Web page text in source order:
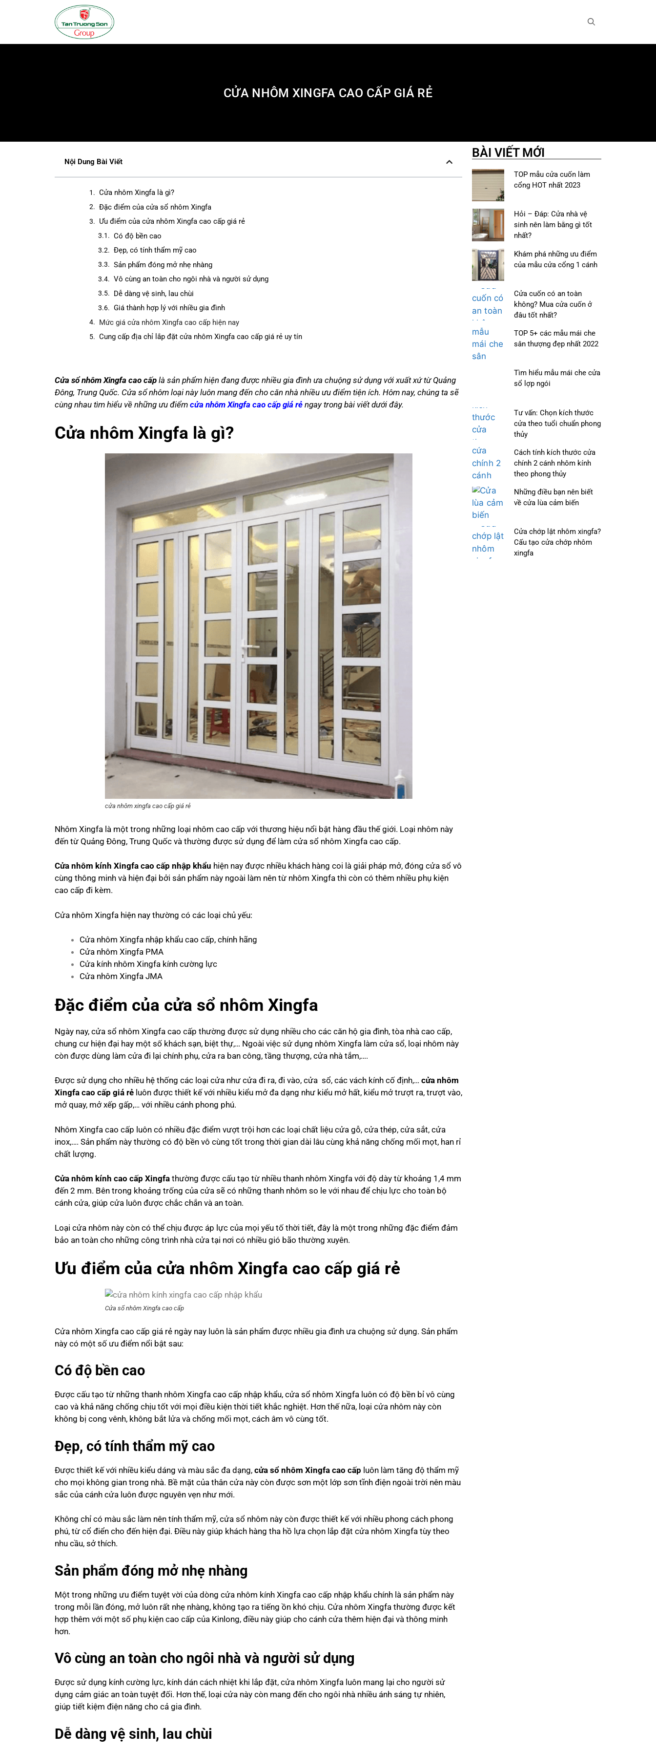
CỬA NHÔM XINGFA CAO CẤP GIÁ RẺ
Nội Dung Bài Viết
Cửa nhôm Xingfa là gì?
Đặc điểm của cửa sổ nhôm Xingfa
Ưu điểm của cửa nhôm Xingfa cao cấp giá rẻ
Có độ bền cao
Đẹp, có tính thẩm mỹ cao
Sản phẩm đóng mở nhẹ nhàng
Vô cùng an toàn cho ngôi nhà và người sử dụng
Dễ dàng vệ sinh, lau chùi
Giá thành hợp lý với nhiều gia đình
Mức giá cửa nhôm Xingfa cao cấp hiện nay
Cung cấp địa chỉ lắp đặt cửa nhôm Xingfa cao cấp giá rẻ uy tín
Cửa sổ nhôm Xingfa cao cấp là sản phẩm hiện đang được nhiều gia đình ưa chuộng sử dụng với xuất xứ từ Quảng
Đông, Trung Quốc. Cửa sổ nhôm loại này luôn mang đến cho căn nhà nhiều ưu điểm tiện ích. Hôm nay, chúng ta sẽ
cùng nhau tìm hiểu về những ưu điểm cửa nhôm Xingfa cao cấp giá rẻ ngay trong bài viết dưới đây.
Cửa nhôm Xingfa là gì?
cửa nhôm xingfa cao cấp giá rẻ
Nhôm Xingfa là một trong những loại nhôm cao cấp với thương hiệu nổi bật hàng đầu thế giới. Loại nhôm này
đến từ Quảng Đông, Trung Quốc và thường được sử dụng để làm cửa sổ nhôm Xingfa cao cấp.
Cửa nhôm kính Xingfa cao cấp nhập khẩu hiện nay được nhiều khách hàng coi là giải pháp mở, đóng cửa sổ vô
cùng thông minh và hiện đại bởi sản phẩm này ngoài làm nên từ nhôm Xingfa thì còn có thêm nhiều phụ kiện
cao cấp đi kèm.
Cửa nhôm Xingfa hiện nay thường có các loại chủ yếu:
Cửa nhôm Xingfa nhập khẩu cao cấp, chính hãng
Cửa nhôm Xingfa PMA
Cửa kính nhôm Xingfa kính cường lực
Cửa nhôm Xingfa JMA
Đặc điểm của cửa sổ nhôm Xingfa
Ngày nay, cửa sổ nhôm Xingfa cao cấp thường được sử dụng nhiều cho các căn hộ gia đình, tòa nhà cao cấp,
chung cư hiện đại hay một số khách sạn, biệt thự,… Ngoài việc sử dụng nhôm Xingfa làm cửa sổ, loại nhôm này
còn được dùng làm cửa đi lại chính phụ, cửa ra ban công, tầng thượng, cửa nhà tắm,….
Được sử dụng cho nhiều hệ thống các loại cửa như cửa đi ra, đi vào, cửa sổ, các vách kính cố định,… cửa nhôm
Xingfa cao cấp giá rẻ luôn được thiết kế với nhiều kiểu mở đa dạng như kiểu mở hất, kiểu mở trượt ra, trượt vào,
mở quay, mở xếp gấp,… với nhiều cánh phong phú.
Nhôm Xingfa cao cấp luôn có nhiều đặc điểm vượt trội hơn các loại chất liệu cửa gỗ, cửa thép, cửa sắt, cửa
inox,…. Sản phẩm này thường có độ bền vô cùng tốt trong thời gian dài lâu cùng khả năng chống mối mọt, han rỉ
chất lượng.
Cửa nhôm kính cao cấp Xingfa thường được cấu tạo từ nhiều thanh nhôm Xingfa với độ dày từ khoảng 1,4 mm
đến 2 mm. Bên trong khoảng trống của cửa sẽ có những thanh nhôm so le với nhau để chịu lực cho toàn bộ
cánh cửa, giúp cửa luôn được chắc chắn và an toàn.
Loại cửa nhôm này còn có thể chịu được áp lực của mọi yếu tố thời tiết, đây là một trong những đặc điểm đảm
bảo an toàn cho những công trình nhà cửa tại nơi có nhiều gió bão thường xuyên.
Ưu điểm của cửa nhôm Xingfa cao cấp giá rẻ
Cửa sổ nhôm Xingfa cao cấp
Cửa nhôm Xingfa cao cấp giá rẻ ngày nay luôn là sản phẩm được nhiều gia đình ưa chuộng sử dụng. Sản phẩm
này có một số ưu điểm nổi bật sau:
Có độ bền cao
Được cấu tạo từ những thanh nhôm Xingfa cao cấp nhập khẩu, cửa sổ nhôm Xingfa luôn có độ bền bỉ vô cùng
cao và khả năng chống chịu tốt với mọi điều kiện thời tiết khắc nghiệt. Hơn thế nữa, loại cửa nhôm này còn
không bị cong vênh, không bắt lửa và chống mối mọt, cách âm vô cùng tốt.
Đẹp, có tính thẩm mỹ cao
Được thiết kế với nhiều kiểu dáng và màu sắc đa dạng, cửa sổ nhôm Xingfa cao cấp luôn làm tăng độ thẩm mỹ
cho mọi không gian trong nhà. Bề mặt của thân cửa này còn được sơn một lớp sơn tĩnh điện ngoài trời nên màu
sắc của cánh cửa luôn được nguyên vẹn như mới.
Không chỉ có màu sắc làm nên tính thẩm mỹ, cửa sổ nhôm này còn được thiết kế với nhiều phong cách phong
phú, từ cổ điển cho đến hiện đại. Điều này giúp khách hàng tha hồ lựa chọn lắp đặt cửa nhôm Xingfa tùy theo
nhu cầu, sở thích.
Sản phẩm đóng mở nhẹ nhàng
Một trong những ưu điểm tuyệt vời của dòng cửa nhôm kính Xingfa cao cấp nhập khẩu chính là sản phẩm này
trong mỗi lần đóng, mở luôn rất nhẹ nhàng, không tạo ra tiếng ồn khó chịu. Cửa nhôm Xingfa thường được kết
hợp thêm với một số phụ kiện cao cấp của Kinlong, điều này giúp cho cánh cửa thêm hiện đại và thông minh
hơn.
Vô cùng an toàn cho ngôi nhà và người sử dụng
Được sử dụng kính cường lực, kính dán cách nhiệt khi lắp đặt, cửa nhôm Xingfa luôn mang lại cho người sử
dụng cảm giác an toàn tuyệt đối. Hơn thế, loại cửa này còn mang đến cho ngôi nhà nhiều ánh sáng tự nhiên,
giúp tiết kiệm điện năng cho cả gia đình.
Dễ dàng vệ sinh, lau chùi
BÀI VIẾT MỚI
TOP mẫu cửa cuốn làm
cổng HOT nhất 2023
Hỏi – Đáp: Cửa nhà vệ
sinh nên làm bằng gì tốt
nhất?
Khám phá những ưu điểm
của mẫu cửa cổng 1 cánh
Cửa cuốn có an toàn
không? Mua cửa cuốn ở
đâu tốt nhất?
TOP 5+ các mẫu mái che
sân thượng đẹp nhất 2022
Tìm hiểu mẫu mái che cửa
sổ lợp ngói
Tư vấn: Chọn kích thước
cửa theo tuổi chuẩn phong
thủy
Cách tính kích thước cửa
chính 2 cánh nhôm kính
theo phong thủy
Những điều bạn nên biết
về cửa lùa cảm biến
Cửa chớp lật nhôm xingfa?
Cấu tạo cửa chớp nhôm
xingfa